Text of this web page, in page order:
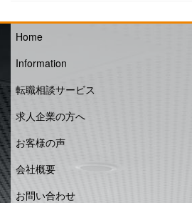
Home
Information
転職相談サービス
求人企業の方へ
お客様の声
会社概要
お問い合わせ